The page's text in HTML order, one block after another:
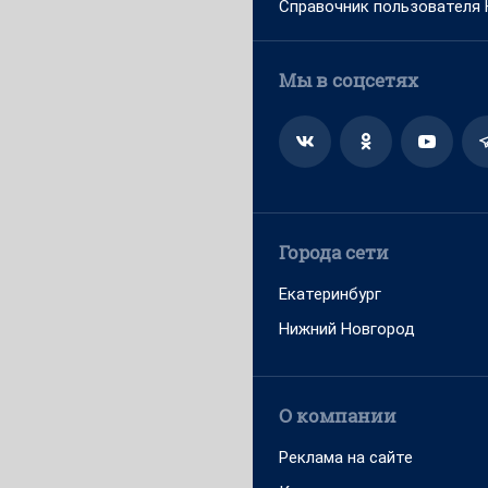
Справочник пользователя
Мы в соцсетях
Города сети
Екатеринбург
Нижний Новгород
О компании
Реклама на сайте